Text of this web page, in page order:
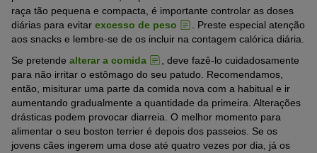
raça tão pequena e compacta, é importante controlar as doses
diárias para evitar excesso de peso
. Preste especial atenção
aos snacks e lembre-se de os incluir na contagem calórica diária.
Se pretende alterar a comida
, deve fazê-lo cuidadosamente
para não irritar o estômago do seu patudo. Recomendamos,
então, misiturar uma parte da comida nova com a habitual e ir
aumentando gradualmente a quantidade da primeira. Alterações
drásticas podem provocar diarreia. O melhor momento para
alimentar o seu boston terrier é depois dos passeios. Se os
jovens cães ingerem uma dose até quatro vezes por dia, já os